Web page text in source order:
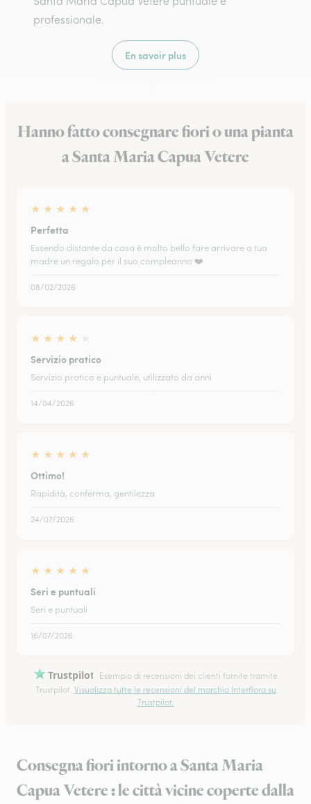
professionale.
En savoir plus
Hanno fatto consegnare fiori o una pianta
a Santa Maria Capua Vetere
★ ★ ★ ★ ★
Perfetta
Essendo distante da casa è molto bello fare arrivare a tua
madre un regalo per il suo compleanno ❤️
08/02/2026
★ ★ ★ ★
Servizio pratico
Servizio pratico e puntuale, utilizzato da anni
14/04/2026
★ ★ ★ ★ ★
Ottimo!
Rapidità, conferma, gentilezza
24/07/2026
★ ★ ★ ★ ★
Seri e puntuali
Seri e puntuali
16/07/2026
Trustpilot
Esempio di recensioni dei clienti fornite tramite
Trustpilot. Visualizza tutte le recensioni del marchio Interflora su
Trustpilot.
Consegna fiori intorno a Santa Maria
Capua Vetere : le città vicine coperte dalla